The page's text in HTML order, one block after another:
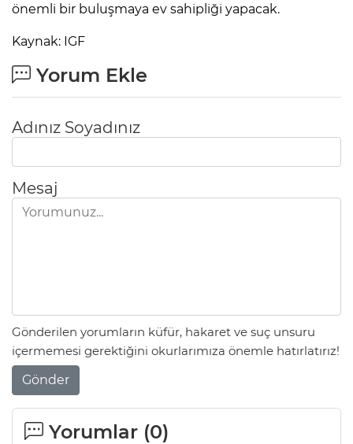
önemli bir buluşmaya ev sahipliği yapacak.
Kaynak: IGF
Yorum Ekle
Adınız Soyadınız
Mesaj
Gönderilen yorumların küfür, hakaret ve suç unsuru
içermemesi gerektiğini okurlarımıza önemle hatırlatırız!
Gönder
Yorumlar (0)